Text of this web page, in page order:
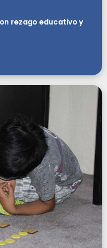
rezago educativo y